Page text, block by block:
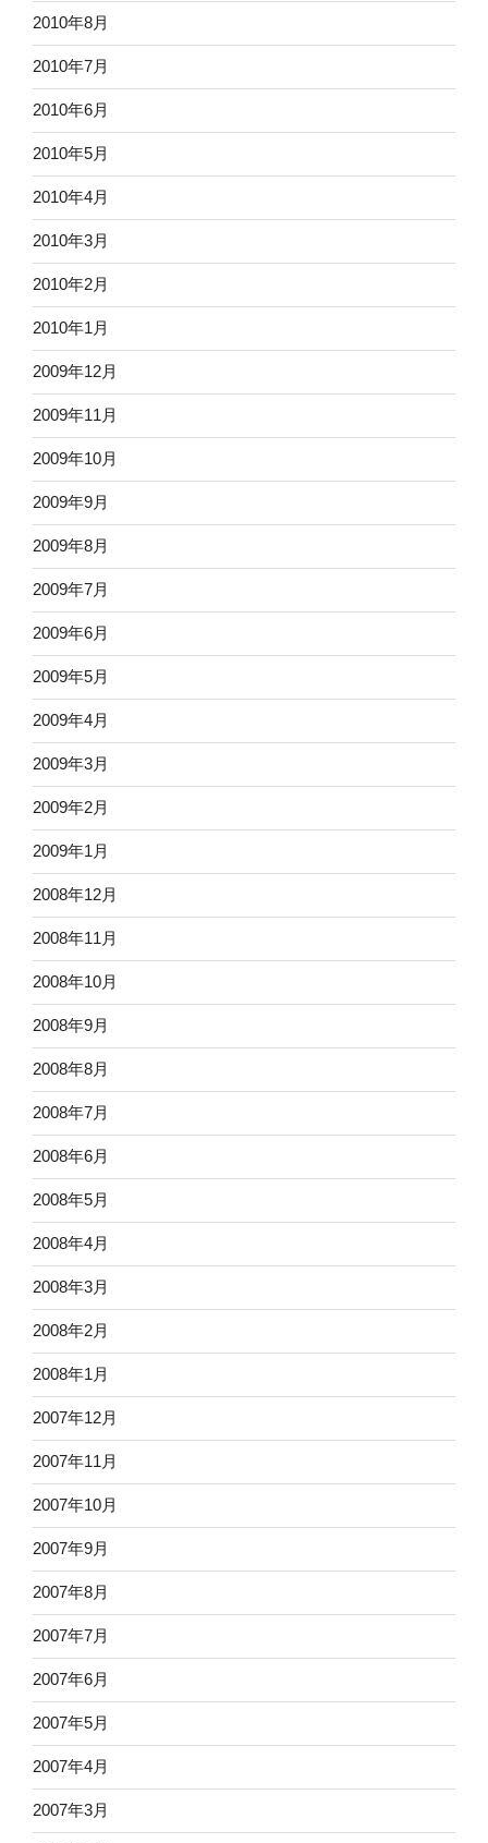
2010年8月
2010年7月
2010年6月
2010年5月
2010年4月
2010年3月
2010年2月
2010年1月
2009年12月
2009年11月
2009年10月
2009年9月
2009年8月
2009年7月
2009年6月
2009年5月
2009年4月
2009年3月
2009年2月
2009年1月
2008年12月
2008年11月
2008年10月
2008年9月
2008年8月
2008年7月
2008年6月
2008年5月
2008年4月
2008年3月
2008年2月
2008年1月
2007年12月
2007年11月
2007年10月
2007年9月
2007年8月
2007年7月
2007年6月
2007年5月
2007年4月
2007年3月